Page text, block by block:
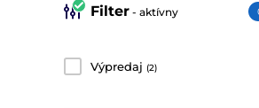
Filter - aktívny
Výpredaj (2)